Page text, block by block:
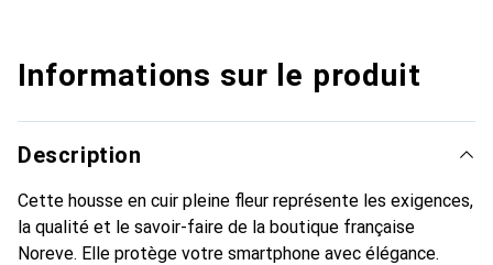
Informations sur le produit
Description
Cette housse en cuir pleine fleur représente les exigences,
la qualité et le savoir-faire de la boutique française
Noreve. Elle protège votre smartphone avec élégance.